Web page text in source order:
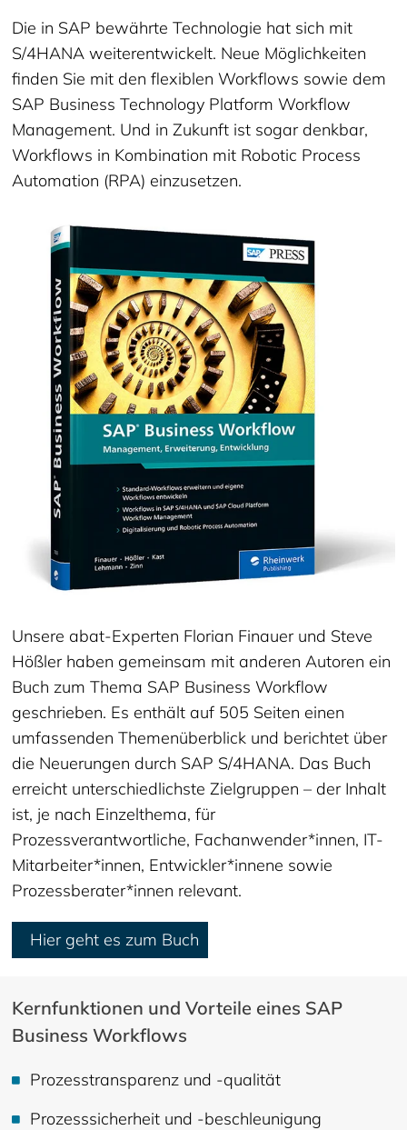
Die in SAP bewährte Technologie hat sich mit
S/4HANA weiterentwickelt. Neue Möglichkeiten
finden Sie mit den flexiblen Workflows sowie dem
SAP Business Technology Platform Workflow
Management. Und in Zukunft ist sogar denkbar,
Workflows in Kombination mit Robotic Process
Automation (RPA) einzusetzen.
Unsere abat-Experten Florian Finauer und Steve
Hößler haben gemeinsam mit anderen Autoren ein
Buch zum Thema SAP Business Workflow
geschrieben. Es enthält auf 505 Seiten einen
umfassenden Themenüberblick und berichtet über
die Neuerungen durch SAP S/4HANA. Das Buch
erreicht unterschiedlichste Zielgruppen – der Inhalt
ist, je nach Einzelthema, für
Prozessverantwortliche, Fachanwender*innen, IT-
Mitarbeiter*innen, Entwickler*innene sowie
Prozessberater*innen relevant.
Hier geht es zum Buch
Kernfunktionen und Vorteile eines SAP
Business Workflows
Prozesstransparenz und -qualität
Prozesssicherheit und -beschleunigung